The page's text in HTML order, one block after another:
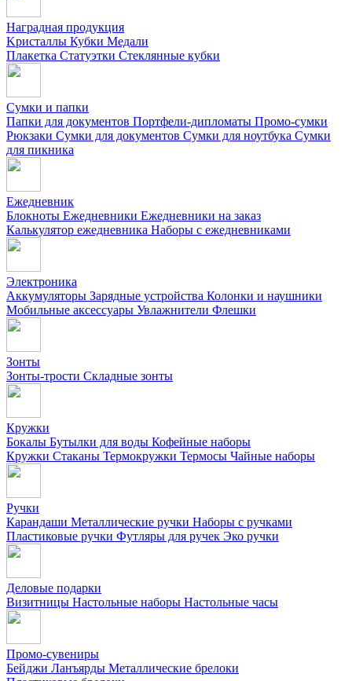
Наградная продукция
Kристаллы Кубки Медали
Плакетка Статуэтки Стеклянные кубки
Сумки и папки
Папки для документов Портфели-дипломаты Промо-сумки
Рюкзаки Сумки для документов Сумки для ноутбука Сумки
для пикника
Ежедневник
Блокноты Ежедневники Ежедневники на заказ
Калькулятор ежедневника Наборы с ежедневниками
Электроника
Аккумуляторы Зарядные устройства Колонки и наушники
Мобильные аксессуары Увлажнители Флешки
Зонты
Зонты-трости Складные зонты
Кружки
Бокалы Бутылки для воды Кофейные наборы
Кружки Стаканы Термокружки Термосы Чайные наборы
Ручки
Карандаши Металлические ручки Наборы с ручками
Пластиковые ручки Футляры для ручек Эко ручки
Деловые подарки
Визитницы Настольные наборы Настольные часы
Промо-сувениры
Бейджи Ланъярды Металлические брелоки